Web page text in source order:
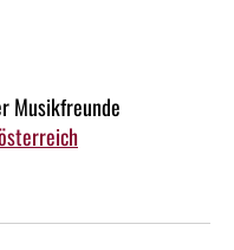
Musikfreunde